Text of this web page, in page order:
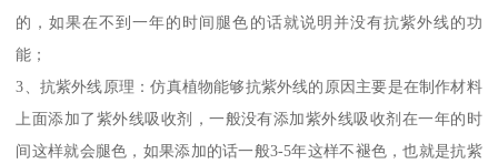
的，如果在不到一年的时间腿色的话就说明并没有抗紫外线的功
能；
3、抗紫外线原理：仿真植物能够抗紫外线的原因主要是在制作材料
上面添加了紫外线吸收剂，一般没有添加紫外线吸收剂在一年的时
间这样就会腿色，如果添加的话一般3-5年这样不褪色，也就是抗紫